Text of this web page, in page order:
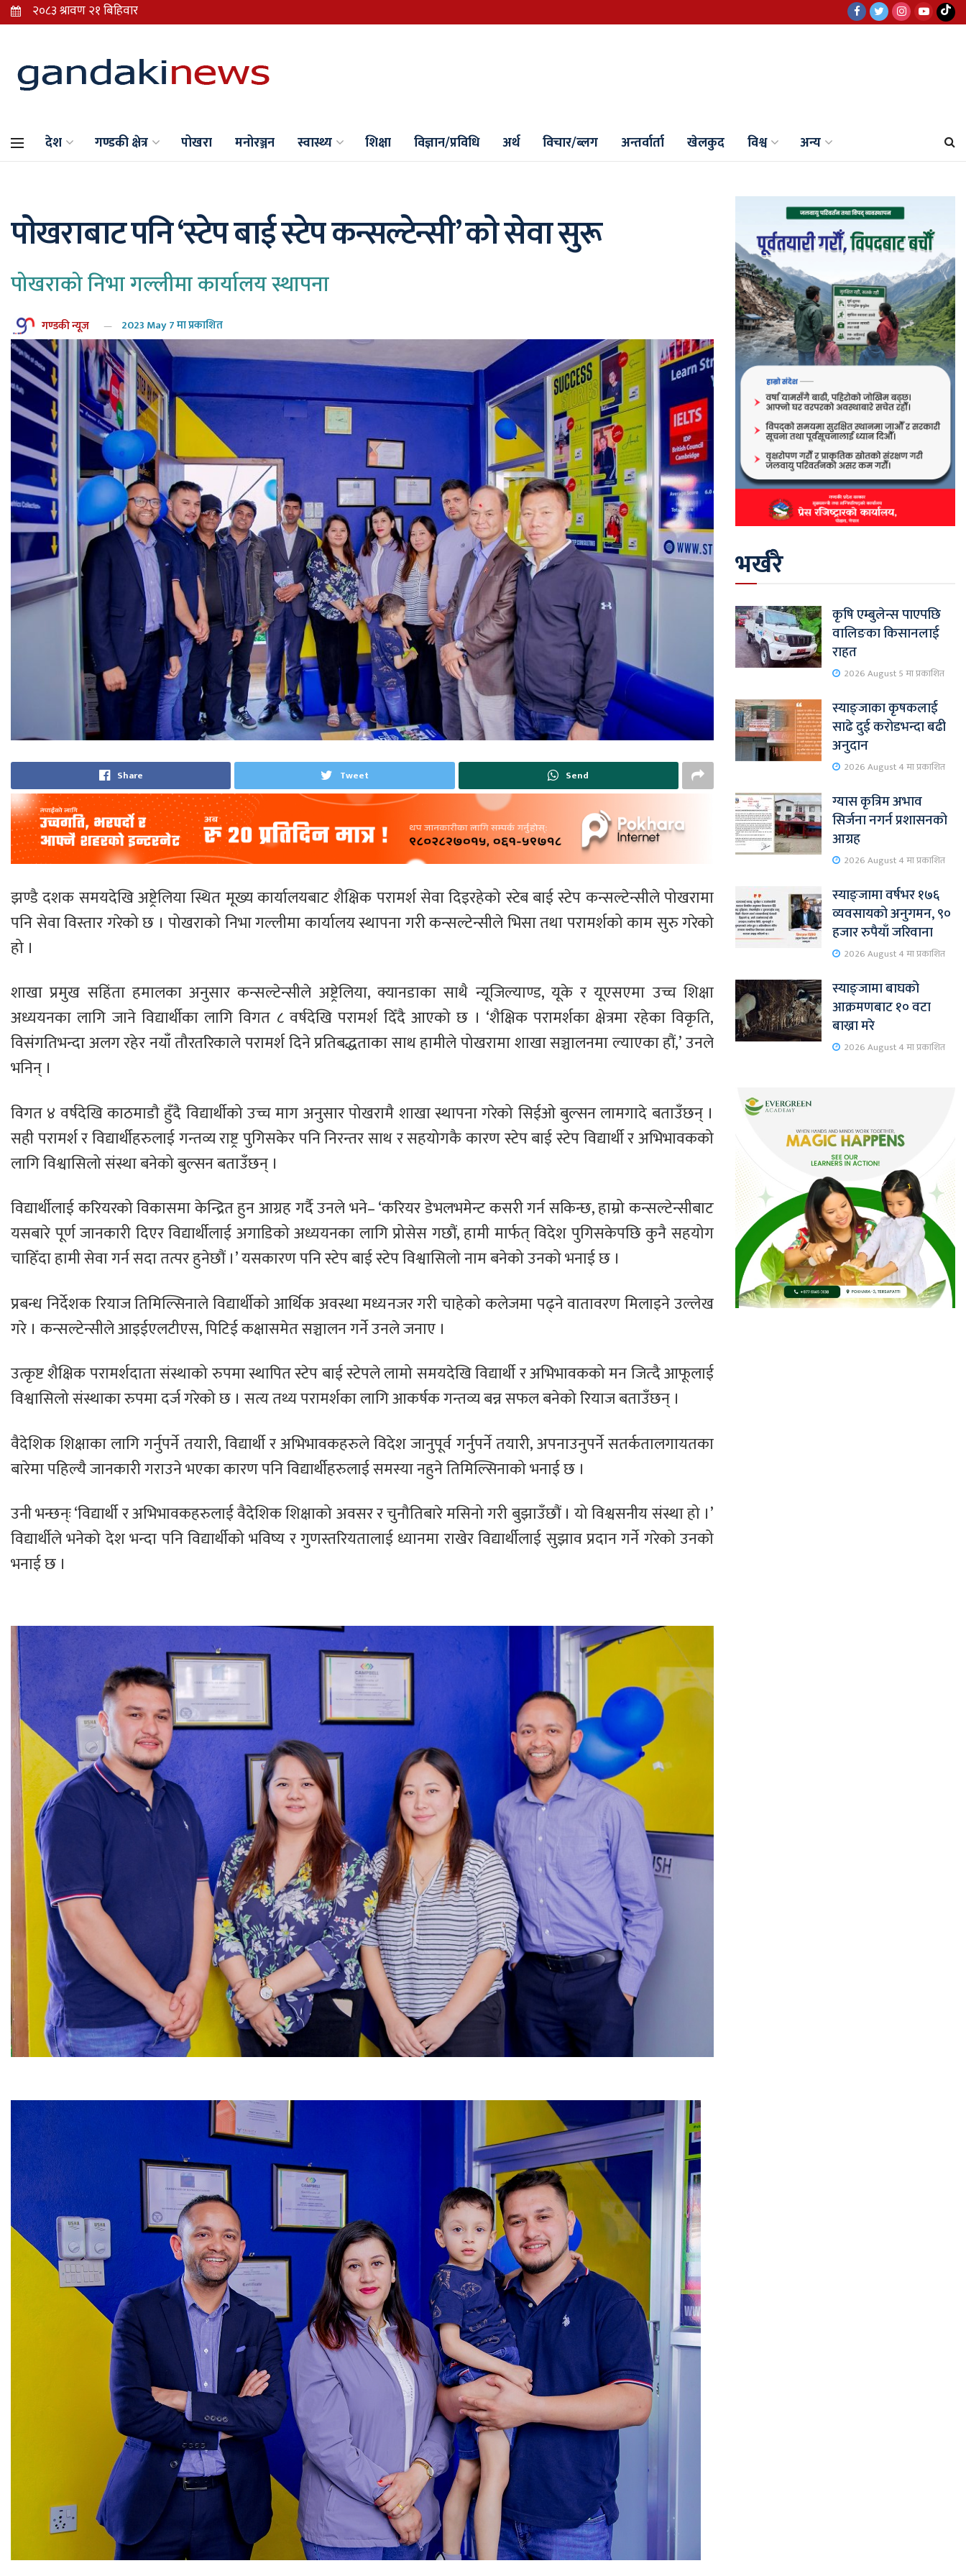
देश गण्डकी क्षेत्र पोखरा मनोरञ्जन स्वास्थ्य शिक्षा विज्ञान/प्रविधि अर्थ विचार/ब्लग अन्तर्वार्ता खेलकुद विश्व अन्य
पाेखराबाट पनि ‘स्टेप बाई स्टेप कन्सल्टेन्सी’ काे सेवा सुरू
पोखराको निभा गल्लीमा कार्यालय स्थापना
गण्डकी न्यूज 2023 May 7 मा प्रकाशित
Share Tweet Send
झण्डै दशक समयदेखि अष्ट्रेलिया स्थित मूख्य कार्यालयबाट शैक्षिक परामर्श सेवा दिइरहेको स्टेब बाई स्टेप कन्सल्टेन्सीले पोखरामा
पनि सेवा विस्तार गरेको छ । पोखराको निभा गल्लीमा कार्यालय स्थापना गरी कन्सल्टेन्सीले भिसा तथा परामर्शको काम सुरु गरेको
हो ।
शाखा प्रमुख सहिंता हमालका अनुसार कन्सल्टेन्सीले अष्ट्रेलिया, क्यानडाका साथै न्यूजिल्याण्ड, यूके र यूएसएमा उच्च शिक्षा
अध्ययनका लागि जाने विद्यार्थीका लागि विगत ८ वर्षदेखि परामर्श दिँदै आएको छ । ‘शैक्षिक परामर्शका क्षेत्रमा रहेका विकृति,
विसंगतिभन्दा अलग रहेर नयाँ तौरतरिकाले परामर्श दिने प्रतिबद्धताका साथ हामीले पोखरामा शाखा सञ्चालनमा ल्याएका हौं,’ उनले
भनिन् ।
विगत ४ वर्षदेखि काठमाडौ हुँदै विद्यार्थीको उच्च माग अनुसार पोखरामै शाखा स्थापना गरेको सिईओ बुल्सन लामगादे बताउँछन् ।
सही परामर्श र विद्यार्थीहरुलाई गन्तव्य राष्ट्र पुगिसकेर पनि निरन्तर साथ र सहयोगकै कारण स्टेप बाई स्टेप विद्यार्थी र अभिभावकको
लागि विश्वासिलो संस्था बनेको बुल्सन बताउँछन् ।
विद्यार्थीलाई करियरको विकासमा केन्द्रित हुन आग्रह गर्दै उनले भने– ‘करियर डेभलभमेन्ट कसरी गर्न सकिन्छ, हाम्रो कन्सल्टेन्सीबाट
यसबारे पूर्ण जानकारी दिएर विद्यार्थीलाई अगाडिको अध्ययनका लागि प्रोसेस गछौं, हामी मार्फत् विदेश पुगिसकेपछि कुनै सहयोग
चाहिँदा हामी सेवा गर्न सदा तत्पर हुनेछौं ।’ यसकारण पनि स्टेप बाई स्टेप विश्वासिलो नाम बनेको उनको भनाई छ ।
प्रबन्ध निर्देशक रियाज तिमिल्सिनाले विद्यार्थीको आर्थिक अवस्था मध्यनजर गरी चाहेको कलेजमा पढ्ने वातावरण मिलाइने उल्लेख
गरे । कन्सल्टेन्सीले आइईएलटीएस, पिटिई कक्षासमेत सञ्चालन गर्ने उनले जनाए ।
उत्कृष्ट शैक्षिक परामर्शदाता संस्थाको रुपमा स्थापित स्टेप बाई स्टेपले लामो समयदेखि विद्यार्थी र अभिभावकको मन जित्दै आफूलाई
विश्वासिलो संस्थाका रुपमा दर्ज गरेको छ । सत्य तथ्य परामर्शका लागि आकर्षक गन्तव्य बन्न सफल बनेको रियाज बताउँछन् ।
वैदेशिक शिक्षाका लागि गर्नुपर्ने तयारी, विद्यार्थी र अभिभावकहरुले विदेश जानुपूर्व गर्नुपर्ने तयारी, अपनाउनुपर्ने सतर्कतालगायतका
बारेमा पहिल्यै जानकारी गराउने भएका कारण पनि विद्यार्थीहरुलाई समस्या नहुने तिमिल्सिनाको भनाई छ ।
उनी भन्छन्ः ‘विद्यार्थी र अभिभावकहरुलाई वैदेशिक शिक्षाको अवसर र चुनौतिबारे मसिनो गरी बुझाउँछौं । यो विश्वसनीय संस्था हो ।’
विद्यार्थीले भनेको देश भन्दा पनि विद्यार्थीको भविष्य र गुणस्तरियतालाई ध्यानमा राखेर विद्यार्थीलाई सुझाव प्रदान गर्ने गरेको उनको
भनाई छ ।
भर्खरै
कृषि एम्बुलेन्स पाएपछि
वालिङका किसानलाई
राहत
2026 August 5 मा प्रकाशित
स्याङ्जाका कृषकलाई
साढे दुई करोडभन्दा बढी
अनुदान
2026 August 4 मा प्रकाशित
ग्यास कृत्रिम अभाव
सिर्जना नगर्न प्रशासनको
आग्रह
2026 August 4 मा प्रकाशित
स्याङ्जामा वर्षभर १७६
व्यवसायको अनुगमन, ९०
हजार रुपैयाँ जरिवाना
2026 August 4 मा प्रकाशित
स्याङ्जामा बाघको
आक्रमणबाट १० वटा
बाख्रा मरे
2026 August 4 मा प्रकाशित